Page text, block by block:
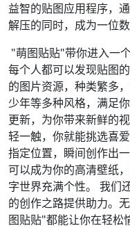
益智的贴图应用程序，
解压的同时，成为一位数
"萌图贴贴"带你进入一
每个人都可以发现贴图
的图片资源，种类繁多
少年等多种风格，满足
更新，为你带来新鲜的
轻一触，你就能挑选喜
指定位置，瞬间创作出
可以成为你的高清壁纸
字世界充满个性。 我们
的创作之路提供助力。
图贴贴"都能让你在轻松